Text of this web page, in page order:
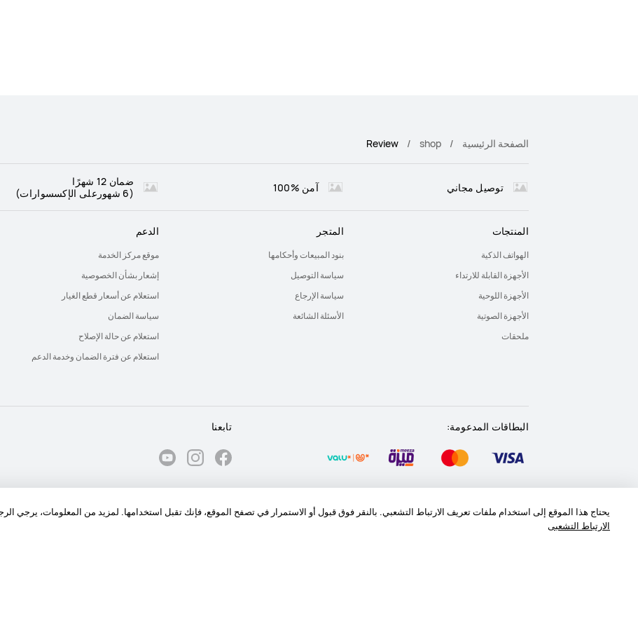
يحتاج هذا الموقع إلى استخدام ملفات تعريف الارتباط التشعبي. بالنقر فوق قبول أو الاستمرار في تصفح الموقع، فإنك تقبل استخدامها. لمزيد من المعلومات، يرجي
الارتباط التشعبى
الصفحة الرئيسية shop
Review
توصيل مجاني آمن %100
ضمان 12 شهرًا
(6 شهورعلى الإكسسوارات)
المنتجات
الهواتف الذكية
الأجهزة القابلة للارتداء
الأجهزة اللوحية
الأجهزة الصوتية
ملحقات
المتجر
بنود المبيعات وأحكامها
سياسة التوصيل
سياسة الإرجاع
الأسئلة الشائعة
الدعم
موقع مركز الخدمة
إشعار بشأن الخصوصية
استعلام عن أسعار قطع الغيار
سياسة الضمان
استعلام عن حالة الإصلاح
استعلام عن فترة الضمان وخدمة الدعم
البطاقات المدعومة: تابعنا
خريطة الموقع شروط الاستخدام بيان الخصوصية الكوكيز